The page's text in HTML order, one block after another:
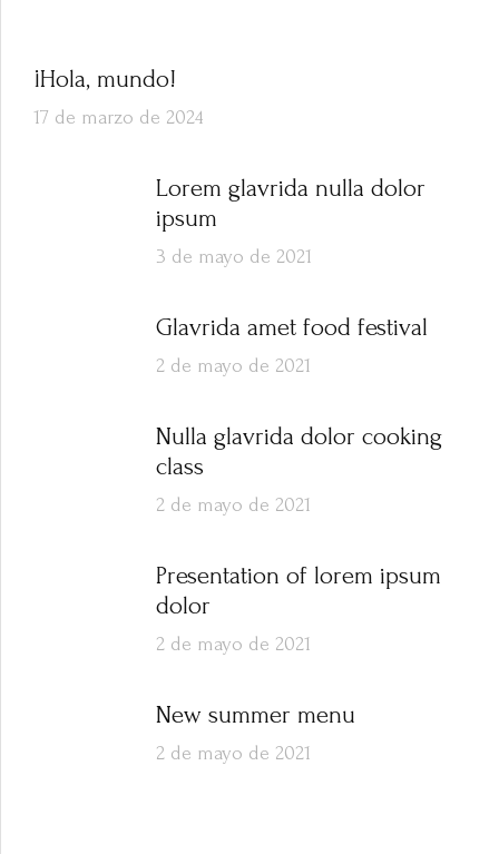
¡Hola, mundo!
17 de marzo de 2024
Lorem glavrida nulla dolor
ipsum
3 de mayo de 2021
Glavrida amet food festival
2 de mayo de 2021
Nulla glavrida dolor cooking
class
2 de mayo de 2021
Presentation of lorem ipsum
dolor
2 de mayo de 2021
New summer menu
2 de mayo de 2021